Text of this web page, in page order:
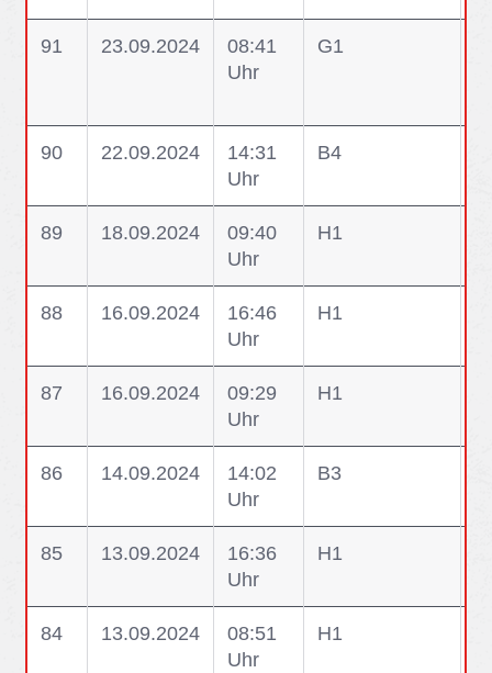
91 23.09.2024
08:41
Uhr
G1
90 22.09.2024
14:31
Uhr
B4
89 18.09.2024
09:40
Uhr
H1
88 16.09.2024
16:46
Uhr
H1
87 16.09.2024
09:29
Uhr
H1
86 14.09.2024
14:02
Uhr
B3
85 13.09.2024
16:36
Uhr
H1
84 13.09.2024
08:51
Uhr
H1